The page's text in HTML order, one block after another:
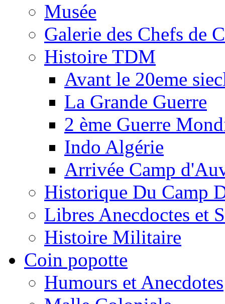
Musée
Galerie des Chefs de
Histoire TDM
Avant le 20eme
La Grande Guerre
2 ème Guerre
Indo Algérie
Arrivée Camp
Historique Du Camp
Libres Anecdoctes et
Histoire Militaire
Coin popotte
Humours et Anecdotes